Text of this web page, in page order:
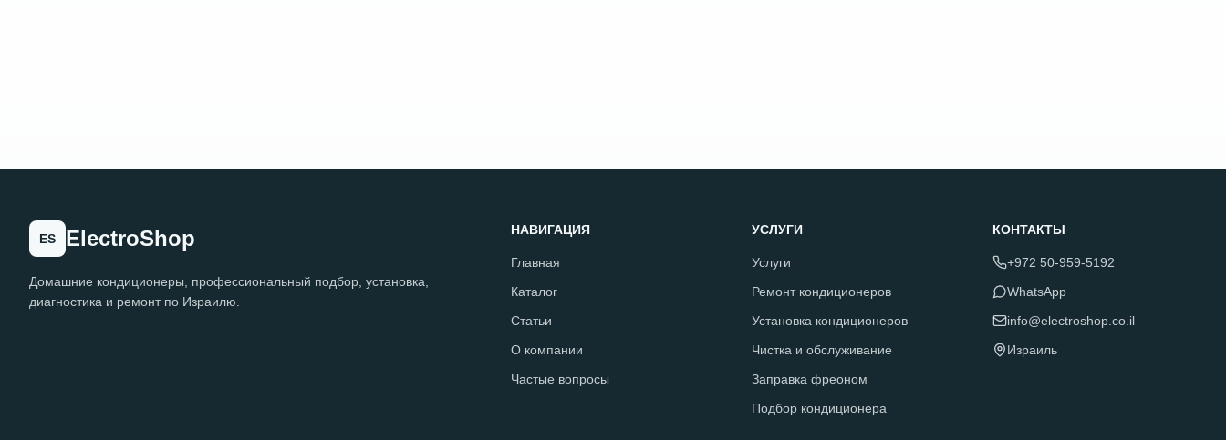
ES ElectroShop
Домашние кондиционеры, профессиональный подбор, установка,
диагностика и ремонт по Израилю.
НАВИГАЦИЯ
Главная
Каталог
Статьи
О компании
Частые вопросы
УСЛУГИ
Услуги
Ремонт кондиционеров
Установка кондиционеров
Чистка и обслуживание
Заправка фреоном
Подбор кондиционера
КОНТАКТЫ
+972 50-959-5192
WhatsApp
info@electroshop.co.il
Израиль